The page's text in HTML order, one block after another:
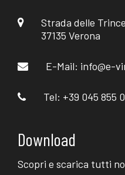
Strada delle
37135 Verona
E-Mail: info@e-
Tel: +39 045 855
Download
Scopri e scarica tutti